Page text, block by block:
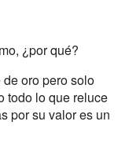
¿por qué?
oro pero solo
todo lo que reluce
por su valor es un